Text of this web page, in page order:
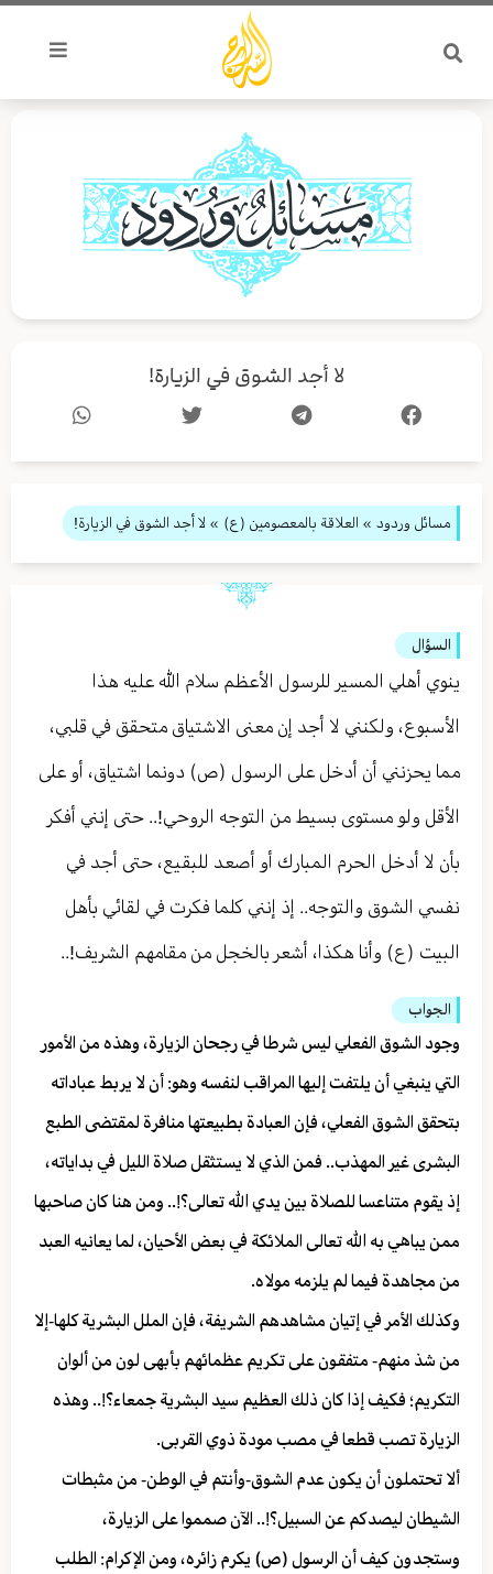
تخطي
المحتوى
لا أجد الشوق في الزيارة!
مسائل وردود » العلاقة بالمعصومين (ع) » لا أجد الشوق في الزيارة!
السؤال
ينوي أهلي المسير للرسول الأعظم سلام الله عليه هذا
الأسبوع، ولكنني لا أجد إن معنى الاشتياق متحقق في قلبي،
مما يحزنني أن أدخل على الرسول (ص) دونما اشتياق، أو على
الأقل ولو مستوى بسيط من التوجه الروحي!.. حتى إنني أفكر
بأن لا أدخل الحرم المبارك أو أصعد للبقيع، حتى أجد في
نفسي الشوق والتوجه.. إذ إنني كلما فكرت في لقائي بأهل
البيت (ع) وأنا هكذا، أشعر بالخجل من مقامهم الشريف!..
الجواب
وجود الشوق الفعلي ليس شرطا في رجحان الزيارة، وهذه من الأمور
التي ينبغي أن يلتفت إليها المراقب لنفسه وهو: أن لا يربط عباداته
بتحقق الشوق الفعلي، فإن العبادة بطبيعتها منافرة لمقتضى الطبع
البشرى غير المهذب.. فمن الذي لا يستثقل صلاة الليل في بداياته،
إذ يقوم متناعسا للصلاة بين يدي الله تعالى؟!.. ومن هنا كان صاحبها
ممن يباهي به الله تعالى الملائكة في بعض الأحيان، لما يعانيه العبد
من مجاهدة فيما لم يلزمه مولاه.
وكذلك الأمر في إتيان مشاهدهم الشريفة، فإن الملل البشرية كلها-إلا
من شذ منهم- متفقون على تكريم عظمائهم بأبهى لون من ألوان
التكريم؛ فكيف إذا كان ذلك العظيم سيد البشرية جمعاء؟!.. وهذه
الزيارة تصب قطعا في مصب مودة ذوي القربى.
ألا تحتملون أن يكون عدم الشوق-وأنتم في الوطن- من مثبطات
الشيطان ليصدكم عن السبيل؟!.. الآن صمموا على الزيارة،
وستجدون كيف أن الرسول (ص) يكرم زائره، ومن الإكرام: الطلب